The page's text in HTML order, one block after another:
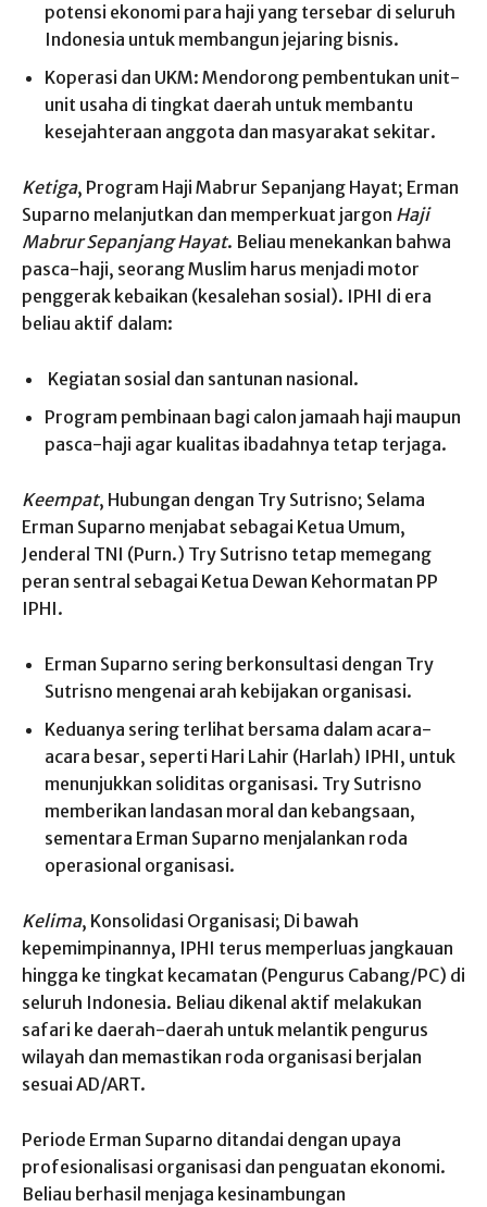
potensi ekonomi para haji yang tersebar di seluruh
Indonesia untuk membangun jejaring bisnis.
Koperasi dan UKM: Mendorong pembentukan unit-
unit usaha di tingkat daerah untuk membantu
kesejahteraan anggota dan masyarakat sekitar.
Ketiga, Program Haji Mabrur Sepanjang Hayat; Erman
Suparno melanjutkan dan memperkuat jargon Haji
Mabrur Sepanjang Hayat. Beliau menekankan bahwa
pasca-haji, seorang Muslim harus menjadi motor
penggerak kebaikan (kesalehan sosial). IPHI di era
beliau aktif dalam:
Kegiatan sosial dan santunan nasional.
Program pembinaan bagi calon jamaah haji maupun
pasca-haji agar kualitas ibadahnya tetap terjaga.
Keempat, Hubungan dengan Try Sutrisno; Selama
Erman Suparno menjabat sebagai Ketua Umum,
Jenderal TNI (Purn.) Try Sutrisno tetap memegang
peran sentral sebagai Ketua Dewan Kehormatan PP
IPHI.
Erman Suparno sering berkonsultasi dengan Try
Sutrisno mengenai arah kebijakan organisasi.
Keduanya sering terlihat bersama dalam acara-
acara besar, seperti Hari Lahir (Harlah) IPHI, untuk
menunjukkan soliditas organisasi. Try Sutrisno
memberikan landasan moral dan kebangsaan,
sementara Erman Suparno menjalankan roda
operasional organisasi.
Kelima, Konsolidasi Organisasi; Di bawah
kepemimpinannya, IPHI terus memperluas jangkauan
hingga ke tingkat kecamatan (Pengurus Cabang/PC) di
seluruh Indonesia. Beliau dikenal aktif melakukan
safari ke daerah-daerah untuk melantik pengurus
wilayah dan memastikan roda organisasi berjalan
sesuai AD/ART.
Periode Erman Suparno ditandai dengan upaya
profesionalisasi organisasi dan penguatan ekonomi.
Beliau berhasil menjaga kesinambungan